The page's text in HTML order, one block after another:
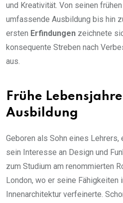
und Kreativität. Von seinen
umfassende Ausbildung bis hin
ersten Erfindungen zeichnete
konsequente Streben nach
aus.
Frühe
Ausbildung
Geboren als Sohn eines
sein Interesse an Design und
zum Studium am renommierten
London, wo er seine Fähigkeiten
Innenarchitektur verfeinerte.